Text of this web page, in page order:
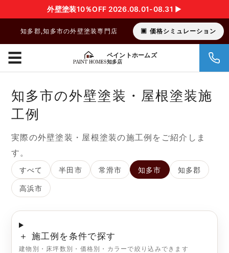
外壁塗装10％OFF 2026.08.01-08.31 ▶︎
知多郡,知多市の外壁塗装専門店 価格シミュレーション
ペイントホームズ
知多店
☰
知多市の外壁塗装・屋根塗装施
工例
実際の外壁塗装・屋根塗装の施工例をご紹介しま
す。
すべて 半田市 常滑市 知多市 知多郡
高浜市
＋ 施工例を条件で探す
建物別・床坪数別・価格別・カラーで絞り込みできます